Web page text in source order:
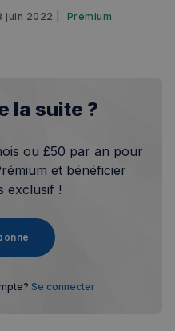
juin 2022 | Premium
la suite ?
ou £50 par an pour
et bénéficier
exclusif !
Se connecter